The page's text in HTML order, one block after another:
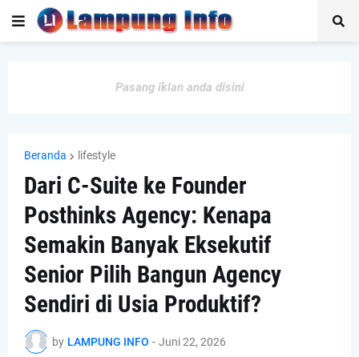
Pasang iklan anda disini
Beranda lifestyle
Dari C-Suite ke Founder
Posthinks Agency: Kenapa
Semakin Banyak Eksekutif
Senior Pilih Bangun Agency
Sendiri di Usia Produktif?
by LAMPUNG INFO - Juni 22, 2026